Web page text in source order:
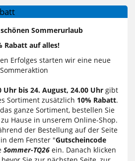
Sommerurlaub
Rabatt auf alles!
Erfolges starten wir eine neue
Sommeraktion
Uhr bis 24. August, 24.00 Uhr gibt
Sortiment zusätzlich 10% Rabatt.
ganze Sortiment, bestellen Sie
Hause in unserem Online-Shop.
der Bestellung auf der Seite
dem Fenster "Gutscheincode
Sommer-TQ26 ein. Danach klicken